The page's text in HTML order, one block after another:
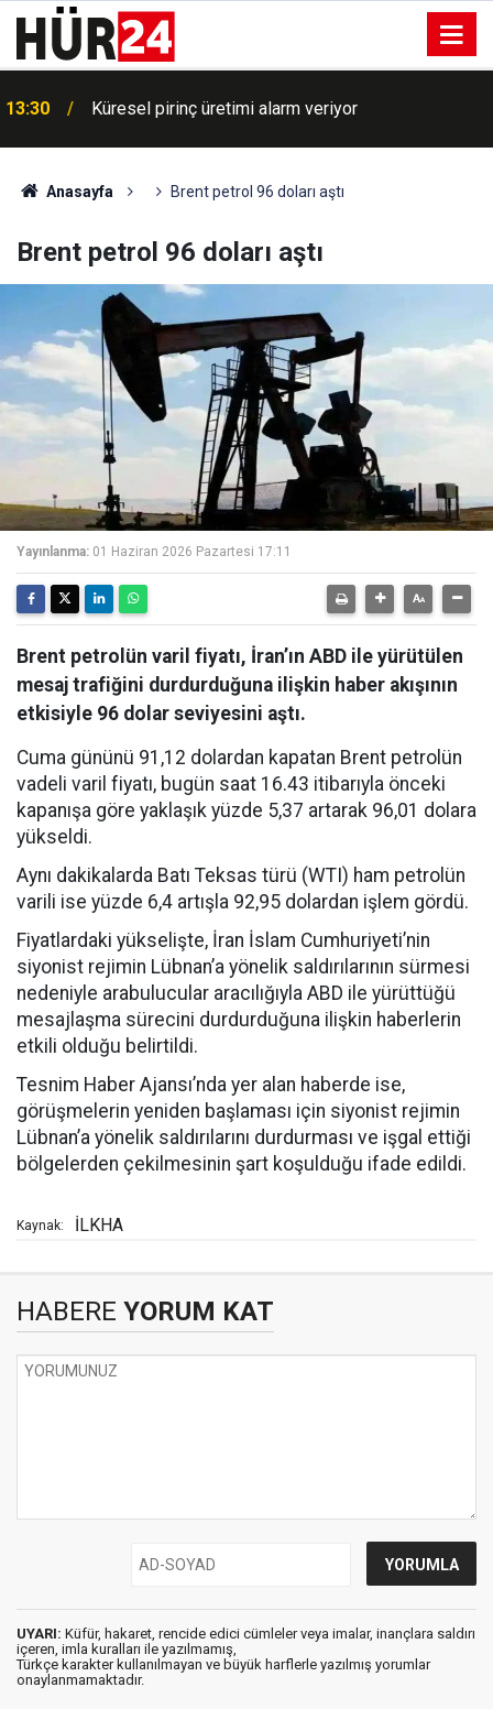
13:30 Küresel pirinç üretimi alarm veriyor
Anasayfa Brent petrol 96 doları aştı
Brent petrol 96 doları aştı
Yayınlanma: 01 Haziran 2026 Pazartesi 17:11
Brent petrolün varil fiyatı, İran’ın ABD ile yürütülen
mesaj trafiğini durdurduğuna ilişkin haber akışının
etkisiyle 96 dolar seviyesini aştı.
Cuma gününü 91,12 dolardan kapatan Brent petrolün
vadeli varil fiyatı, bugün saat 16.43 itibarıyla önceki
kapanışa göre yaklaşık yüzde 5,37 artarak 96,01 dolara
yükseldi.
Aynı dakikalarda Batı Teksas türü (WTI) ham petrolün
varili ise yüzde 6,4 artışla 92,95 dolardan işlem gördü.
Fiyatlardaki yükselişte, İran İslam Cumhuriyeti’nin
siyonist rejimin Lübnan’a yönelik saldırılarının sürmesi
nedeniyle arabulucular aracılığıyla ABD ile yürüttüğü
mesajlaşma sürecini durdurduğuna ilişkin haberlerin
etkili olduğu belirtildi.
Tesnim Haber Ajansı’nda yer alan haberde ise,
görüşmelerin yeniden başlaması için siyonist rejimin
Lübnan’a yönelik saldırılarını durdurması ve işgal ettiği
bölgelerden çekilmesinin şart koşulduğu ifade edildi.
Kaynak: İLKHA
HABERE YORUM KAT
UYARI: Küfür, hakaret, rencide edici cümleler veya imalar, inançlara saldırı
içeren, imla kuralları ile yazılmamış,
Türkçe karakter kullanılmayan ve büyük harflerle yazılmış yorumlar
onaylanmamaktadır.